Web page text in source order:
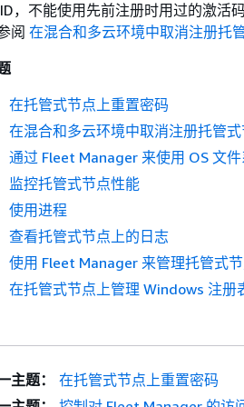
，不能使用先前注册时用过的激活
阅 在混合和多云环境中取消注册托
在托管式节点上重置密码
在混合和多云环境中取消注册托管式
通过 Fleet Manager 来使用 OS 文
监控托管式节点性能
使用进程
查看托管式节点上的日志
使用 Fleet Manager 来管理托管式
在托管式节点上管理 Windows 注册
主题：
在托管式节点上重置密码